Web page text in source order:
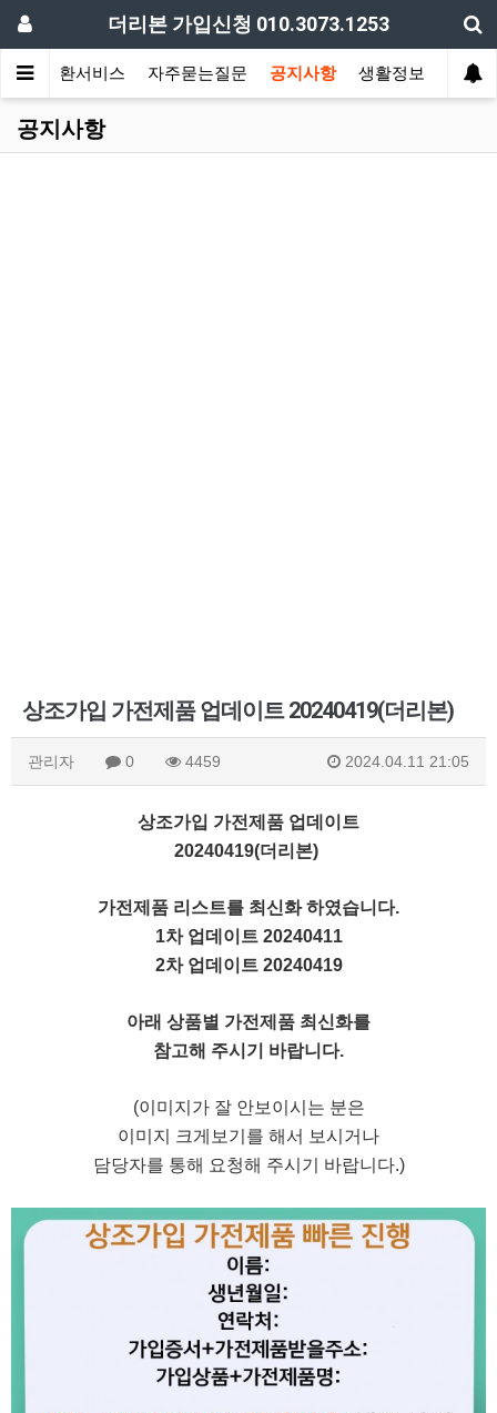
더리본 가입신청 010.3073.1253
트 전환서비스 자주묻는질문 공지사항 생활정보
공지사항
상조가입 가전제품 업데이트 20240419(더리본)
관리자 0 4459 2024.04.11 21:05
상조가입 가전제품 업데이트
20240419(더리본)
가전제품 리스트를 최신화 하였습니다.
1차 업데이트 20240411
2차 업데이트 20240419
아래 상품별 가전제품 최신화를
참고해 주시기 바랍니다.
(이미지가 잘 안보이시는 분은
이미지 크게보기를 해서 보시거나
담당자를 통해 요청해 주시기 바랍니다.)